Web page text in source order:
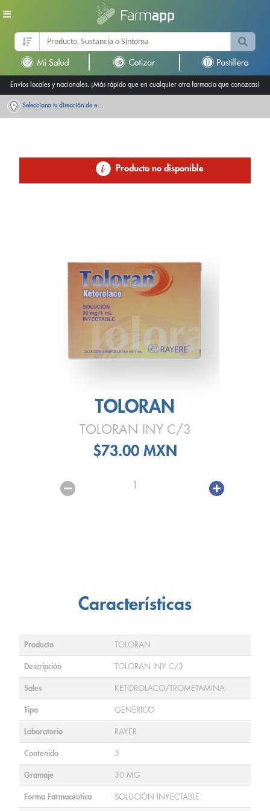
Envíos locales y nacionales. ¡Más rápido que en cualquier otra farmacia que conozcas!
Selecciona tu dirección de entrega
Producto no disponible
TOLORAN
TOLORAN INY C/3
$73.00 MXN
1
Características
Producto TOLORAN
Descripción TOLORAN INY C/3
Sales KETOROLACO/TROMETAMINA
Tipo GENÉRICO
Laboratorio RAYER
Contenido 3
Gramaje 30 MG
Forma Farmacéutica SOLUCIÓN INYECTABLE